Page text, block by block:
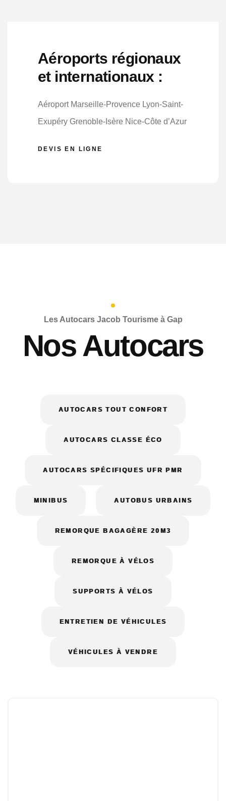
Aéroports régionaux
et internationaux :
Aéroport Marseille-Provence Lyon-Saint-
Exupéry Grenoble-Isère Nice-Côte d’Azur
DEVIS EN LIGNE
Les Autocars Jacob Tourisme à Gap
Nos Autocars
AUTOCARS TOUT CONFORT
AUTOCARS CLASSE ÉCO
AUTOCARS SPÉCIFIQUES UFR PMR
MINIBUS AUTOBUS URBAINS
REMORQUE BAGAGÈRE 20M3
REMORQUE À VÉLOS
SUPPORTS À VÉLOS
ENTRETIEN DE VÉHICULES
VÉHICULES À VENDRE